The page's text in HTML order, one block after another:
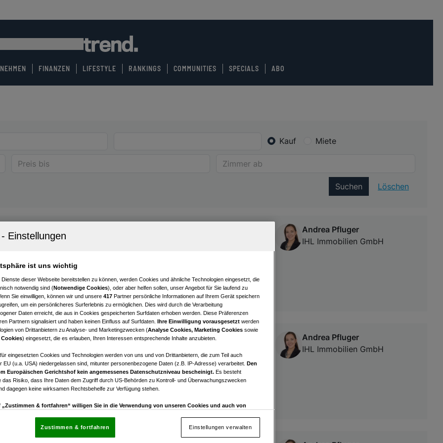
FINANZEN LIFESTYLE RANKINGS COMMUNITIES SPECIALS ABO
Kauf Miete
Suchen Löschen
DG
Zimmer
Andrea Pfluger
IHL Immobilien GmbH
2
Zimmer
Andrea Pfluger
IHL Immobilien GmbH
ist uns wichtig
Dienste dieser Webseite bereitstellen zu können, werden Cookies und ähnliche Technologien eingesetzt, die
notwendig sind (Notwendige Cookies), oder aber helfen sollen, unser Angebot für Sie laufend zu
Sie einwilligen, können wir und unsere 417 Partner persönliche Informationen auf Ihrem Gerät speichern
um ein persönlicheres Surferlebnis zu ermöglichen. Dies wird durch die Verarbeitung
Daten erreicht, die aus in Cookies gespeicherten Surfdaten erhoben werden. Diese Präferenzen
Partnern signalisiert und haben keinen Einfluss auf Surfdaten. Ihre Einwilligung vorausgesetzt werden
von Drittanbietern zu Analyse- und Marketingzwecken (Analyse Cookies, Marketing Cookies sowie
) eingesetzt, die es erlauben, Ihren Interessen entsprechende Inhalte anzubieten.
eingesetzten Cookies und Technologien werden von uns und von Drittanbietern, die zum Teil auch
EU (u.a. USA) niedergelassen sind, mitunter personenbezogene Daten (z.B. IP-Adresse) verarbeitet. Den
Europäischen Gerichtshof kein angemessenes Datenschutzniveau bescheinigt. Es besteht
das Risiko, dass Ihre Daten dem Zugriff durch US-Behörden zu Kontroll- und Überwachungszwecken
dagegen keine wirksamen Rechtsbehelfe zur Verfügung stehen.
„Zustimmen & fortfahren“ willigen Sie in die Verwendung von unseren Cookies und auch von
die sich auf jeder Seite unten im Footer befinden.
Einstellungen verwalten
Zustimmen & fortfahren